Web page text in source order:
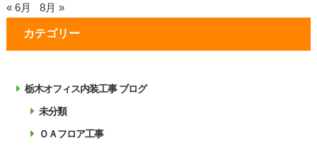
« 6月 8月 »
カテゴリー
栃木オフィス内装工事 ブログ
未分類
ＯＡフロア工事